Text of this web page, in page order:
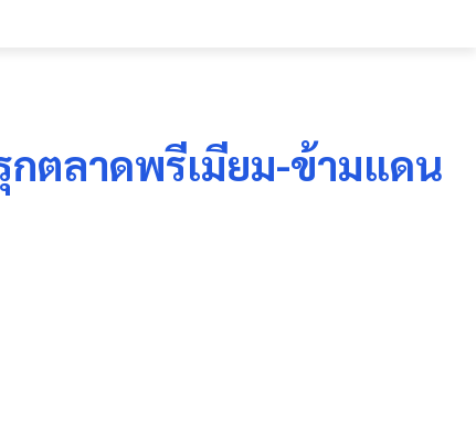
ตลาดพรีเมียม-ข้ามแดน